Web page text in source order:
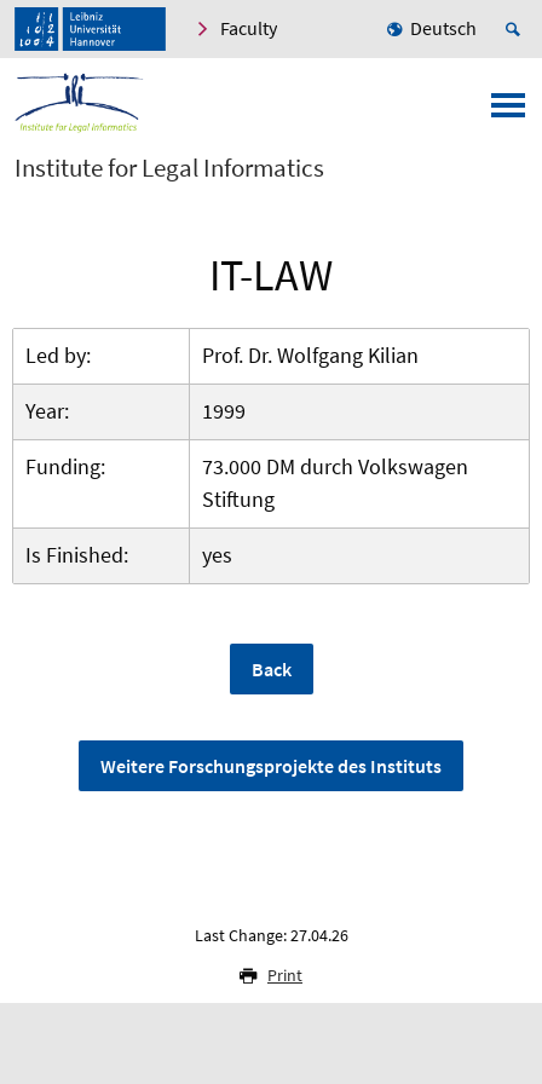
Faculty Deutsch
Institute for Legal Informatics
IT-LAW
Led by:
Prof. Dr. Wolfgang Kilian
Year:
1999
Funding:
73.000 DM durch Volkswagen
Stiftung
Is Finished:
yes
Back
Weitere Forschungsprojekte des Instituts
Last Change: 27.04.26
Print